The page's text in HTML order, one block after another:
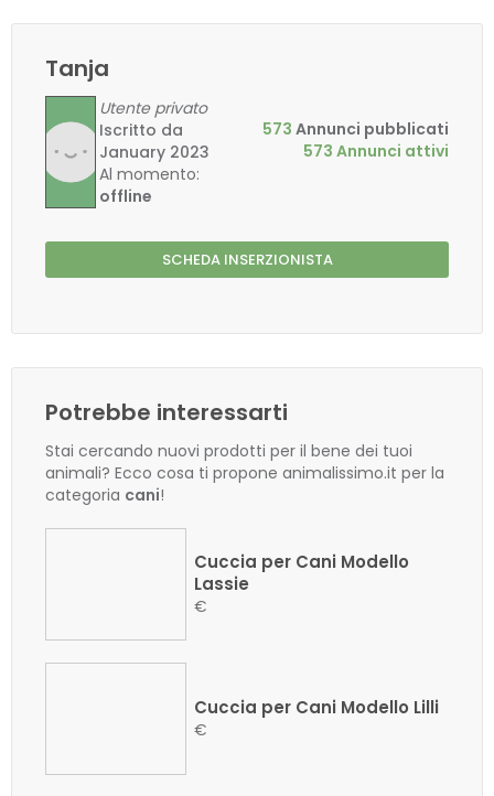
Tanja
Utente privato
Iscritto da
January 2023
Al momento:
offline
573 Annunci pubblicati
573 Annunci attivi
SCHEDA INSERZIONISTA
Potrebbe interessarti
Stai cercando nuovi prodotti per il bene dei tuoi
animali? Ecco cosa ti propone animalissimo.it per la
categoria cani!
Cuccia per Cani Modello
Lassie
€
Cuccia per Cani Modello Lilli
€